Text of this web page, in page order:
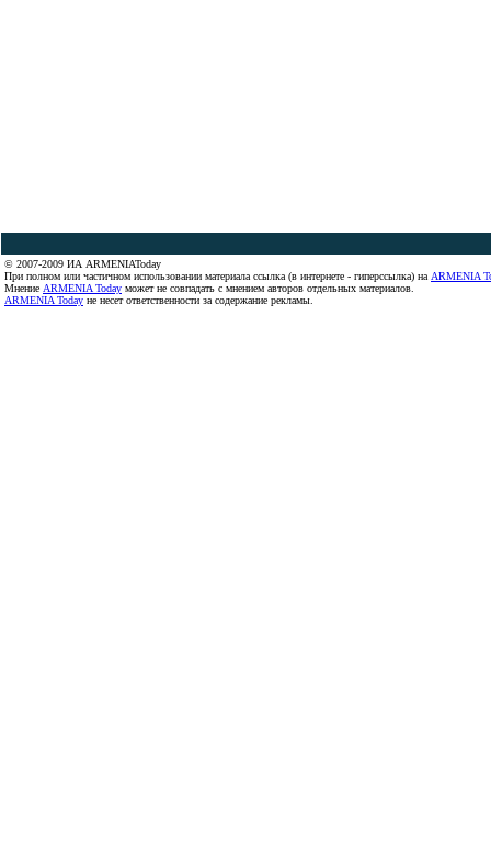
© 2007-2009 ИА ARMENIAToday
При полном или частичном использовании материала ссылка (в интернете - гиперссылка) на ARMENIA
Мнение ARMENIA Today может не совпадать с мнением авторов отдельных материалов.
ARMENIA Today не несет ответственности за содержание рекламы.